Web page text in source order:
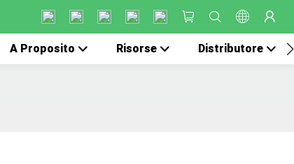
A Proposito Risorse Distributore